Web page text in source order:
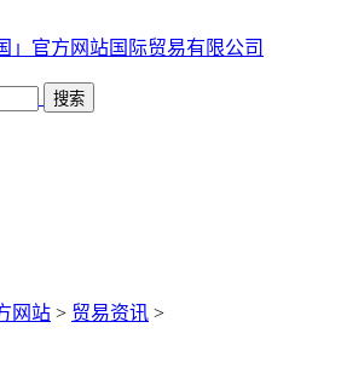
搜索
网站 > 贸易资讯 >